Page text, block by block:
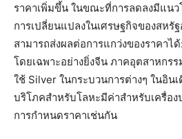
ราคาเพิ่มขึ้น ในขณะที่การลดลงมีแน
การเปลี่ยนแปลงในเศรษฐกิจของสหรั
สามารถส่งผลต่อการแกว่งของราคาไ
โดยเฉพาะอย่างยิ่งจีน ภาคอุตสาหกร
ใช้ Silver ในกระบวนการต่างๆ ในอิน
บริโภคสำหรับโลหะมีค่าสำหรับเครื่อ
การกำหนดราคาเช่นกัน